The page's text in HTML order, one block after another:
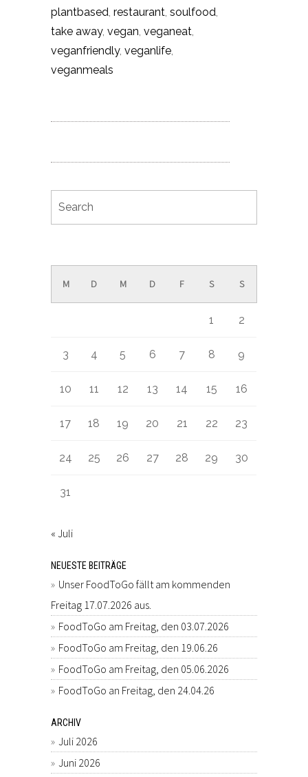
plantbased, restaurant, soulfood,
take away, vegan, veganeat,
veganfriendly, veganlife,
veganmeals
M D M D F S S
1 2
3 4 5 6 7 8 9
10 11 12 13 14 15 16
17 18 19 20 21 22 23
24 25 26 27 28 29 30
31
« Juli
NEUESTE BEITRÄGE
Unser FoodToGo fällt am kommenden
Freitag 17.07.2026 aus.
FoodToGo am Freitag, den 03.07.2026
FoodToGo am Freitag, den 19.06.26
FoodToGo am Freitag, den 05.06.2026
FoodToGo an Freitag, den 24.04.26
ARCHIV
Juli 2026
Juni 2026